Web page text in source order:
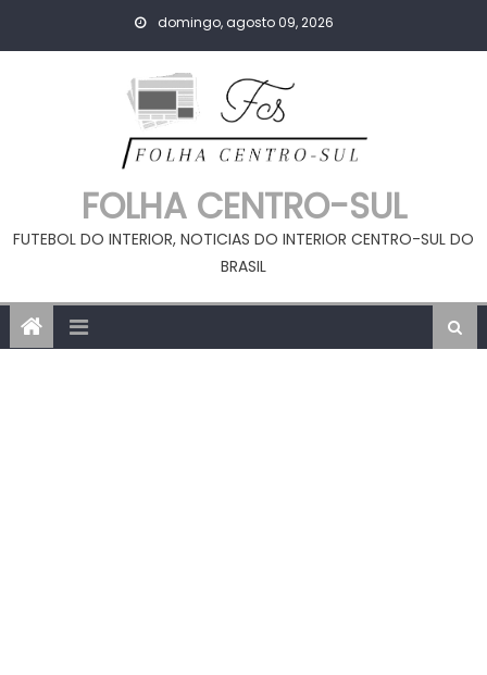
domingo, agosto 09, 2026
FOLHA CENTRO-SUL
FUTEBOL DO INTERIOR, NOTICIAS DO INTERIOR CENTRO-SUL DO
BRASIL